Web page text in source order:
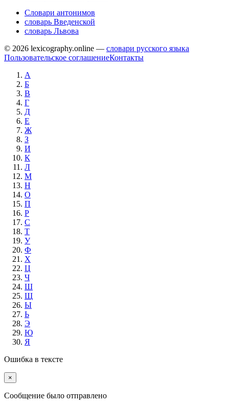
Словари антонимов
словарь Введенской
словарь Львова
© 2026 lexicography.online — словари русского языка
Пользовательское соглашениеКонтакты
А
Б
В
Г
Д
Е
Ж
З
И
К
Л
М
Н
О
П
Р
С
Т
У
Ф
Х
Ц
Ч
Ш
Щ
Ы
Ь
Э
Ю
Я
Ошибка в тексте
×
Cообщение было отправлено